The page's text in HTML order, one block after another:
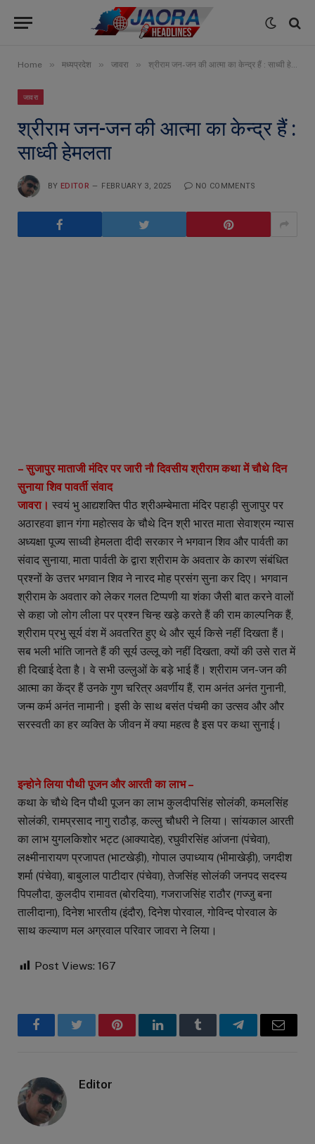
Home » मध्यप्रदेश » जावरा » श्रीराम जन-जन की आत्मा का केन्द्र हैं : साध्वी हेमलता
जावरा
श्रीराम जन-जन की आत्मा का केन्द्र हैं :
साध्वी हेमलता
BY EDITOR FEBRUARY 3, 2025 NO COMMENTS
– सुजापुर माताजी मंदिर पर जारी नौ दिवसीय श्रीराम कथा में चौथे दिन
सुनाया शिव पावर्ती संवाद
जावरा। स्वयं भु आद्यशक्ति पीठ श्रीअम्बेमाता मंदिर पहाड़ी सुजापुर पर
अठारहवा ज्ञान गंगा महोत्सव के चौथे दिन श्री भारत माता सेवाश्रम न्यास
अध्यक्षा पूज्य साध्वी हेमलता दीदी सरकार ने भगवान शिव और पार्वती का
संवाद सुनाया, माता पार्वती के द्वारा श्रीराम के अवतार के कारण संबंधित
प्रश्नों के उत्तर भगवान शिव ने नारद मोह प्रसंग सुना कर दिए। भगवान
श्रीराम के अवतार को लेकर गलत टिप्पणी या शंका जैसी बात करने वालों
से कहा जो लोग लीला पर प्रश्न चिन्ह खड़े करते हैं की राम काल्पनिक हैं,
श्रीराम प्रभु सूर्य वंश में अवतरित हुए थे और सूर्य किसे नहीं दिखता हैं।
सब भली भांति जानते हैं की सूर्य उल्लू को नहीं दिखता, क्यों की उसे रात में
ही दिखाई देता है। वे सभी उल्लुओं के बड़े भाई हैं। श्रीराम जन-जन की
आत्मा का केंद्र हैं उनके गुण चरित्र अवर्णीय हैं, राम अनंत अनंत गुनानी,
जन्म कर्म अनंत नामानी। इसी के साथ बसंत पंचमी का उत्सव और और
सरस्वती का हर व्यक्ति के जीवन में क्या महत्व है इस पर कथा सुनाई।
इन्होने लिया पौथी पूजन और आरती का लाभ –
कथा के चौथे दिन पौथी पूजन का लाभ कुलदीपसिंह सोलंकी, कमलसिंह
सोलंकी, रामप्रसाद नागु राठौड़, कल्लु चौधरी ने लिया। सांयकाल आरती
का लाभ युगलकिशोर भट्ट (आक्यादेह), रघुवीरसिंह आंजना (पंचेवा),
लक्ष्मीनारायण प्रजापत (भाटखेड़ी), गोपाल उपाध्याय (भीमाखेड़ी), जगदीश
शर्मा (पंचेवा), बाबुलाल पाटीदार (पंचेवा), तेजसिंह सोलंकी जनपद सदस्य
पिपलौदा, कुलदीप रामावत (बोरदिया), गजराजसिंह राठौर (गज्जु बना
तालीदाना), दिनेश भारतीय (इंदौर), दिनेश पोरवाल, गोविन्द पोरवाल के
साथ कल्याण मल अग्रवाल परिवार जावरा ने लिया।
Post Views: 167
FacebookTwitter PinterestLinkedInTumblr TelegramEmail
Editor